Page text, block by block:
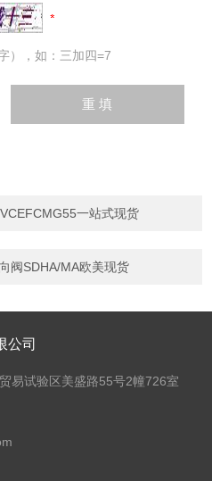
），如：三加四=7
一站式现货
阀SDHA/MA欧美现货
公司
易试验区美盛路55号2幢726室